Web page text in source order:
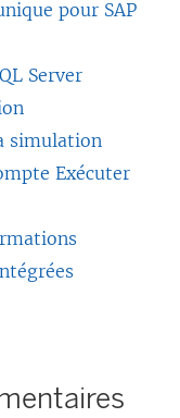
pour SAP
Server
simulation
Exécuter